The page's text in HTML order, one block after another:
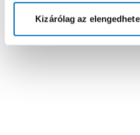
Kizárólag az